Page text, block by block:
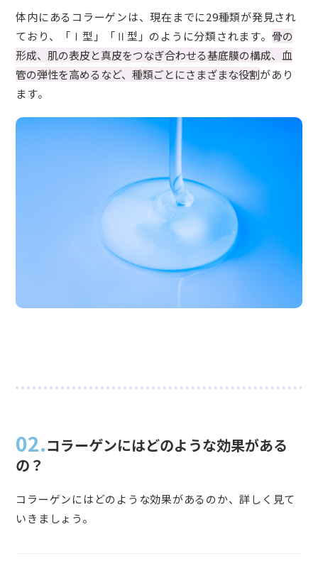
体内にあるコラーゲンは、現在までに29種類が発見され
ており、「Ⅰ型」「Ⅱ型」のように分類されます。 骨の
形成、肌の表皮と真皮をつなぎ合わせる基底膜の構成、血
管の弾性を高めるなど、種類ごとにさまざまな役割があり
ます。
02.コラーゲンにはどのような効果がある
の？
コラーゲンにはどのような効果があるのか、詳しく見て
いきましょう。